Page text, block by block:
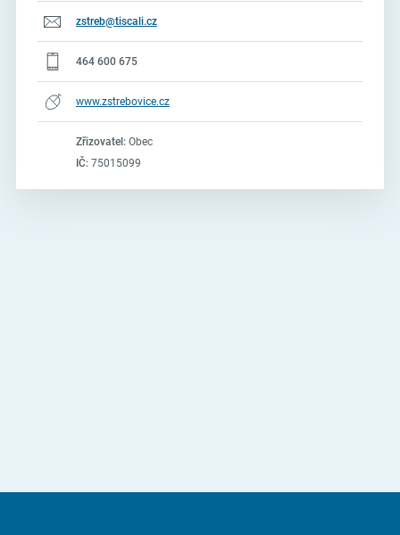
zstreb@tiscali.cz
464 600 675
www.zstrebovice.cz
Zřizovatel:Obec
IČ:75015099